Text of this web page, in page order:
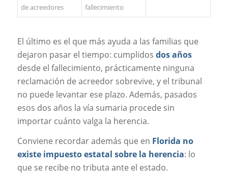
de acreedores
fallecimiento
El último es el que más ayuda a las familias que
dejaron pasar el tiempo: cumplidos dos años
desde el fallecimiento, prácticamente ninguna
reclamación de acreedor sobrevive, y el tribunal
no puede levantar ese plazo. Además, pasados
esos dos años la vía sumaria procede sin
importar cuánto valga la herencia.
Conviene recordar además que en Florida no
existe impuesto estatal sobre la herencia: lo
que se recibe no tributa ante el estado.